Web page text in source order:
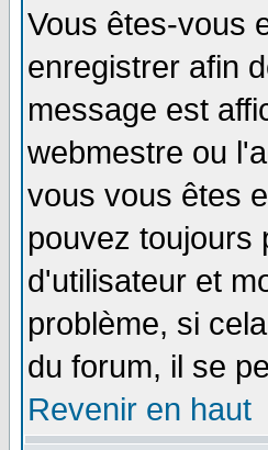
Vous êtes-vous
enregistrer afin
message est
webmestre ou
vous vous êtes
pouvez toujours
d'utilisateur et
problème, si
du forum, il se
Revenir en haut